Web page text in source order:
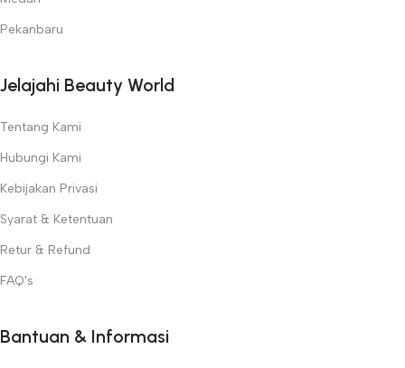
Pekanbaru
Jelajahi Beauty World
Tentang Kami
Hubungi Kami
Kebijakan Privasi
Syarat & Ketentuan
Retur & Refund
FAQ's
Bantuan & Informasi